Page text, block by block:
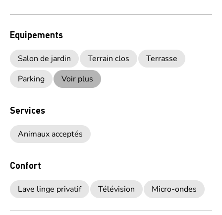
Equipements
Salon de jardin Terrain clos
Terrasse
Parking
Voir plus
Services
Animaux acceptés
Confort
Lave linge privatif Télévision Micro-ondes